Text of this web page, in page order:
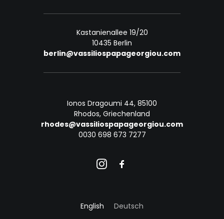
Kastanienallee 19/20
10435 Berlin
berlin@vassiliospapageorgiou.com
Ionos Dragoumi 44, 85100
Rhodos, Griechenland
rhodes@vassiliospapageorgiou.com
0030 698 673 7277
English Deutsch